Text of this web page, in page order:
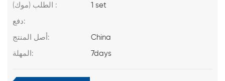
الطلب (موك) : 1 set
دفع:
أصل المنتج: China
المهلة: 7days